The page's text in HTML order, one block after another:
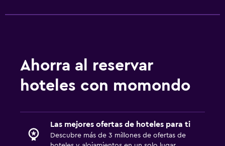
Ahorra al reservar
hoteles con momondo
Las mejores ofertas de hoteles para ti
Descubre más de 3 millones de ofertas de